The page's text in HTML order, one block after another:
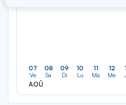
07
Ve
AOÛ
08
Sa
09
Di
10
Lu
11
Ma
12
Me